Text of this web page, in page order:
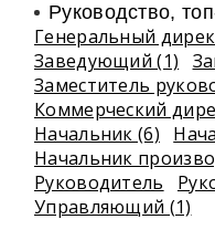
Руководство,
Генеральный
Заведующий (1)
Заместитель
Коммерческий
Начальник (6)
Начальник
Руководитель
Управляющий (1)